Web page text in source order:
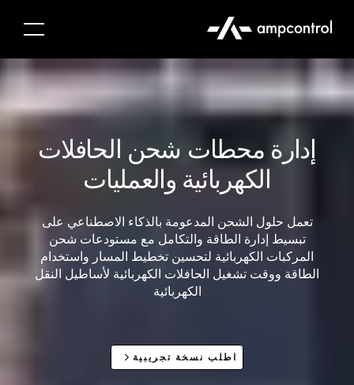
إدارة محطات شحن الحافلات
الكهربائية والعمليات
تعمل حلول الشحن المدعومة بالذكاء الاصطناعي على
تبسيط إدارة الطاقة والتكامل مع مستودعات شحن
المركبات الكهربائية لتحسين تخطيط المسار واستخدام
الطاقة ووقت تشغيل الحافلات الكهربائية لأساطيل النقل
الكهربائية
اطلب نسخة تجريبية